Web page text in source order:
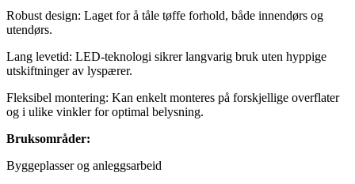
Robust design: Laget for å tåle tøffe forhold, både innendørs og
utendørs.
Lang levetid: LED-teknologi sikrer langvarig bruk uten hyppige
utskiftninger av lyspærer.
Fleksibel montering: Kan enkelt monteres på forskjellige overflater
og i ulike vinkler for optimal belysning.
Bruksområder:
Byggeplasser og anleggsarbeid